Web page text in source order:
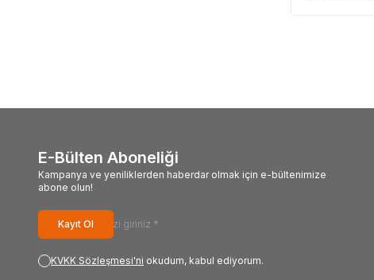
E-Bülten Aboneliği
Kampanya ve yeniliklerden haberdar olmak için e-bültenimize
abone olun!
Kayıt Ol
KVKK Sözleşmesi'ni okudum, kabul ediyorum.